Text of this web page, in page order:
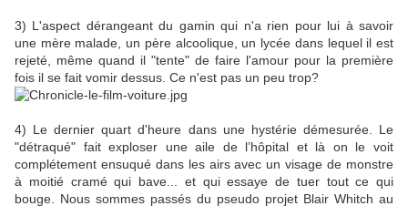
3) L'aspect dérangeant du gamin qui n'a rien pour lui à savoir
une mère malade, un père alcoolique, un lycée dans lequel il est
rejeté, même quand il "tente" de faire l'amour pour la première
fois il se fait vomir dessus. Ce n'est pas un peu trop?
4) Le dernier quart d'heure dans une hystérie démesurée. Le
"détraqué" fait exploser une aile de l’hôpital et là on le voit
complétement ensuqué dans les airs avec un visage de monstre
à moitié cramé qui bave... et qui essaye de tuer tout ce qui
bouge. Nous sommes passés du pseudo projet Blair Whitch au